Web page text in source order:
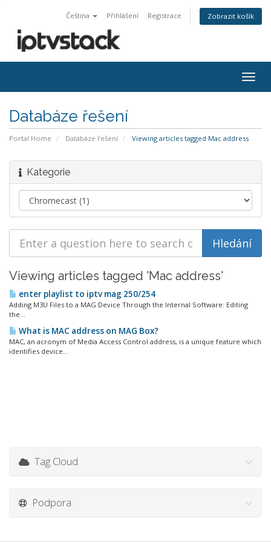
Čeština Přihlášení Registrace Zobrazit košík
Databáze řešení
Portal Home Databáze řešení Viewing articles tagged Mac address
Kategorie
Viewing articles tagged 'Mac address'
enter playlist to iptv mag 250/254
Adding M3U Files to a MAG Device Through the Internal Software: Editing
the...
What is MAC address on MAG Box?
MAC, an acronym of Media Access Control address, is a unique feature which
identifies device...
Tag Cloud
Podpora